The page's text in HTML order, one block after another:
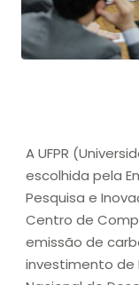
A UFPR
escolhida pela
Pesquisa e
Centro de
emissão de
investimento de